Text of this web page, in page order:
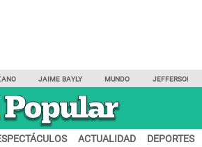
JAIME BAYLY MUNDO JEFFERSON
ACTUALIDAD DEPORTES